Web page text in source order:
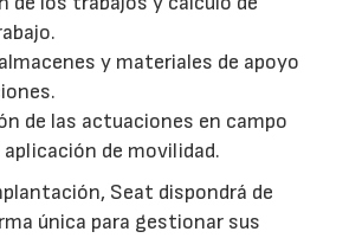
y materiales de apoyo
de las actuaciones en campo
de movilidad.
Seat dispondrá de
única para gestionar sus